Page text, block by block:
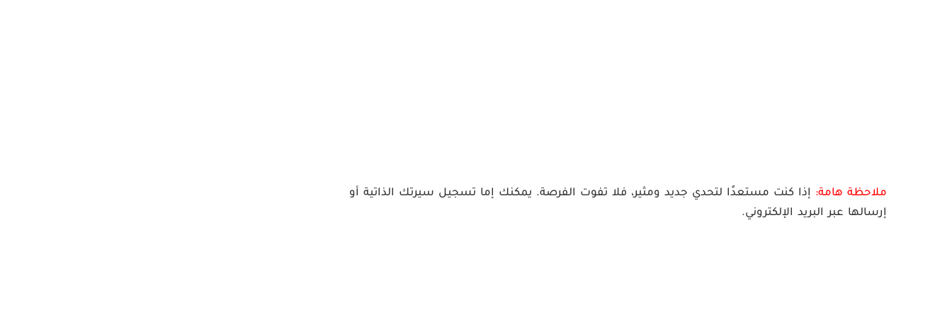
ملاحظة هامة: إذا كنت مستعدًا لتحدي جديد ومثير، فلا تفوت الفرصة. يمكنك إما تسجيل سيرتك الذاتية أو
إرسالها عبر البريد الإلكتروني.